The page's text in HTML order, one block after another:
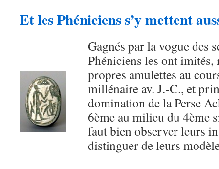
Et les Phéniciens s’y mettent
Gagnés par la vogue des
Phéniciens les ont imités,
propres amulettes au
millénaire av. J.-C., et
domination de la Perse
6ème au milieu du 4ème
faut bien observer leurs
distinguer de leurs